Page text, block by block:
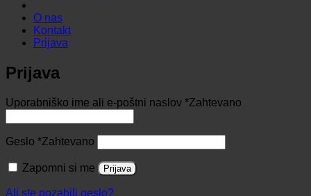
O nas
Kontakt
Prijava
Prijava
Uporabniško ime ali e-poštni naslov *Zahtevano
Geslo *Zahtevano
Zapomni si me Prijava
Ali ste pozabili geslo?